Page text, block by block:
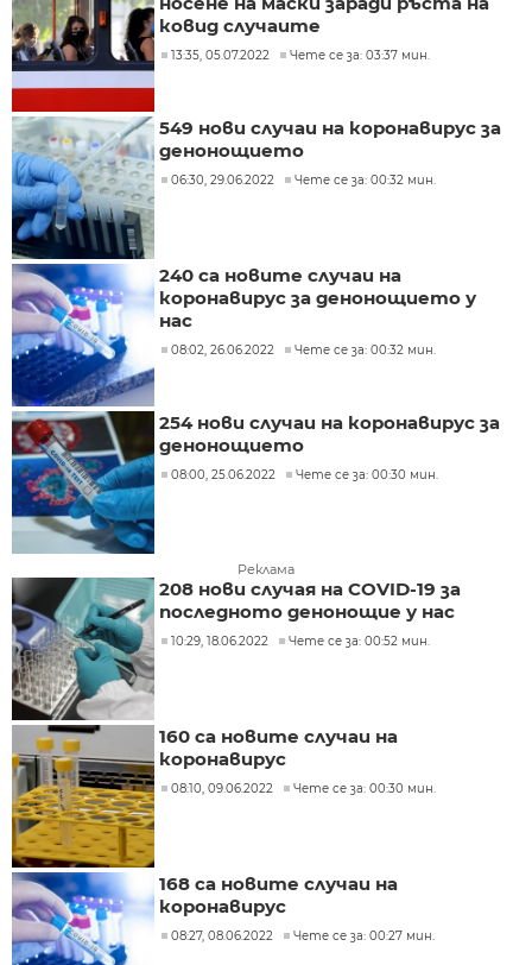
ковид случаите
13:35, 05.07.2022 Чете се за: 03:37 мин.
549 нови случаи на коронавирус за
денонощието
06:30, 29.06.2022 Чете се за: 00:32 мин.
240 са новите случаи на
коронавирус за денонощието у
нас
08:02, 26.06.2022 Чете се за: 00:32 мин.
254 нови случаи на коронавирус за
денонощието
08:00, 25.06.2022 Чете се за: 00:30 мин.
Реклама
208 нови случая на COVID-19 за
последното денонощие у нас
10:29, 18.06.2022 Чете се за: 00:52 мин.
160 са новите случаи на
коронавирус
08:10, 09.06.2022 Чете се за: 00:30 мин.
168 са новите случаи на
коронавирус
08:27, 08.06.2022 Чете се за: 00:27 мин.